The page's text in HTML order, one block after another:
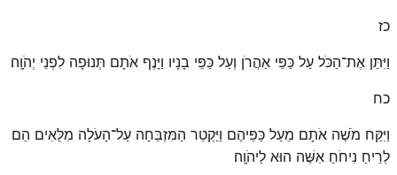
כז
וַיִּתֵּן אֶת־הַכֹּל עַל כַּפֵּי אַהֲרֹן וְעַל כַּפֵּי בָנָיו וַיָּנֶף אֹתָם תְּנוּפָה לִפְנֵי יְהֹוָֽה׃
כח
וַיִּקַּח מֹשֶׁה אֹתָם מֵעַל כַּפֵּיהֶם וַיַּקְטֵר הַמִּזְבֵּחָה עַל־הָעֹלָה מִלֻּאִים הֵם
לְרֵיחַ נִיחֹחַ אִשֶּׁה הוּא לַיהֹוָֽה׃